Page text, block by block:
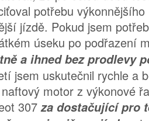
potřebu
jízdě. Pokud jsem
úseku po podřazení
a ihned bez prodlevy
jsem uskutečnil rychle a
motor z výkonové
307za dostačující pro